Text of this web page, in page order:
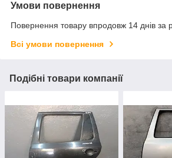
Умови повернення
Повернення товару впродовж 14 днів за
Всі умови повернення
Подібні товари компанії